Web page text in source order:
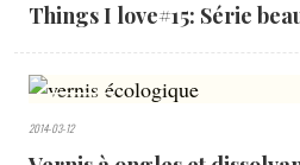
Things I love#15: Série
VIEWS
2014-03-12